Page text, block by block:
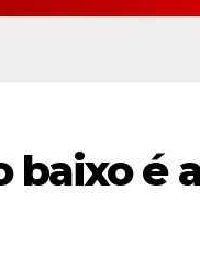
baixo é